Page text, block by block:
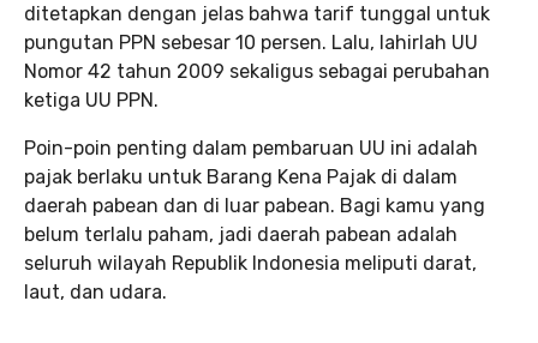
ditetapkan dengan jelas bahwa tarif tunggal untuk
pungutan PPN sebesar 10 persen. Lalu, lahirlah UU
Nomor 42 tahun 2009 sekaligus sebagai perubahan
ketiga UU PPN.
Poin-poin penting dalam pembaruan UU ini adalah
pajak berlaku untuk Barang Kena Pajak di dalam
daerah pabean dan di luar pabean. Bagi kamu yang
belum terlalu paham, jadi daerah pabean adalah
seluruh wilayah Republik Indonesia meliputi darat,
laut, dan udara.